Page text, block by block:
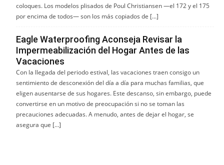
coloques. Los modelos plisados de Poul Christiansen —el 172 y el 175
por encima de todos— son los más copiados de […]
Eagle Waterproofing Aconseja Revisar la
Impermeabilización del Hogar Antes de las
Vacaciones
Con la llegada del periodo estival, las vacaciones traen consigo un
sentimiento de desconexión del día a día para muchas familias, que
eligen ausentarse de sus hogares. Este descanso, sin embargo, puede
convertirse en un motivo de preocupación si no se toman las
precauciones adecuadas. A menudo, antes de dejar el hogar, se
asegura que […]